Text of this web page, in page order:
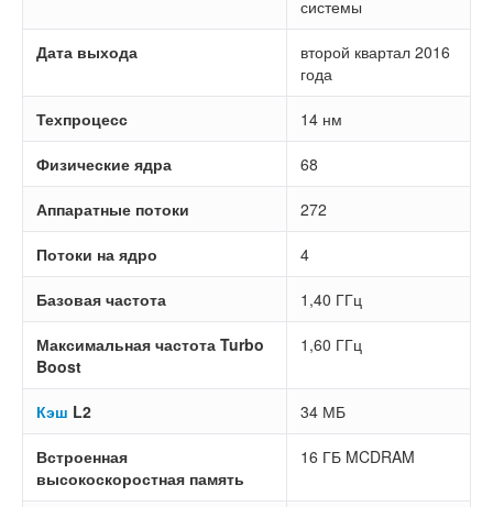
системы
Дата выхода
второй квартал 2016
года
Техпроцесс 14 нм
Физические ядра 68
Аппаратные потоки 272
Потоки на ядро 4
Базовая частота 1,40 ГГц
Максимальная частота Turbo
Boost
1,60 ГГц
Кэш L2 34 МБ
Встроенная
высокоскоростная память
16 ГБ MCDRAM